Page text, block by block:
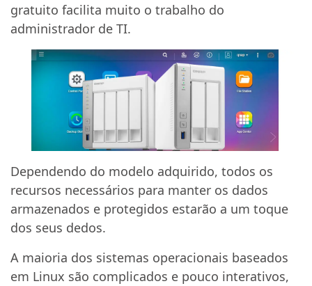
gratuito facilita muito o trabalho do
administrador de TI.
Dependendo do modelo adquirido, todos os
recursos necessários para manter os dados
armazenados e protegidos estarão a um toque
dos seus dedos.
A maioria dos sistemas operacionais baseados
em Linux são complicados e pouco interativos,